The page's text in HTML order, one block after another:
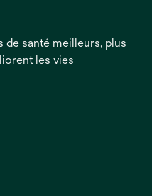
santé meilleurs, plus
les vies